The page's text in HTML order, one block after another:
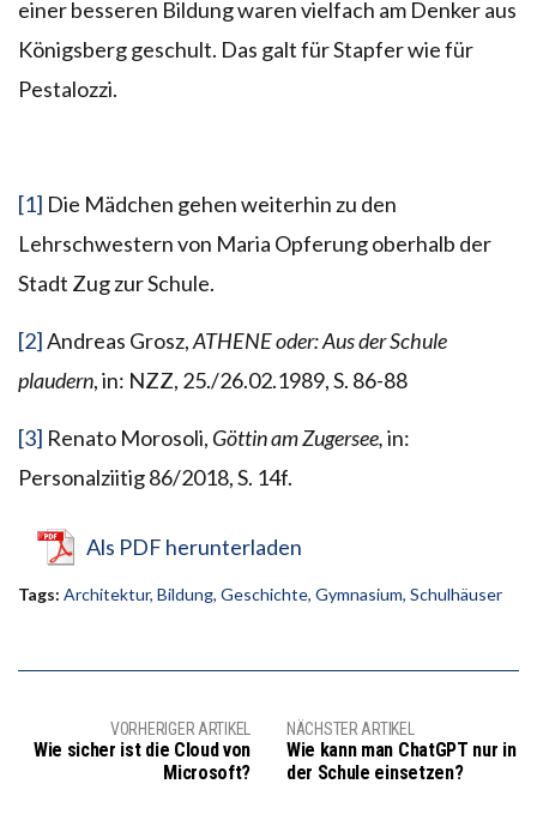
einer besseren Bildung waren vielfach am Denker aus
Königsberg geschult. Das galt für Stapfer wie für
Pestalozzi.
[1] Die Mädchen gehen weiterhin zu den
Lehrschwestern von Maria Opferung oberhalb der
Stadt Zug zur Schule.
[2]Andreas Grosz,ATHENE oder: Aus der Schule
plaudern, in: NZZ, 25./26.02.1989, S. 86-88
[3] Renato Morosoli, Göttin am Zugersee,in:
Personalziitig 86/2018, S. 14f.
Als PDF herunterladen
Tags: Architektur, Bildung, Geschichte, Gymnasium, Schulhäuser
VORHERIGER ARTIKEL
Wie sicher ist die Cloud von
Microsoft?
NÄCHSTER ARTIKEL
Wie kann man ChatGPT nur in
der Schule einsetzen?